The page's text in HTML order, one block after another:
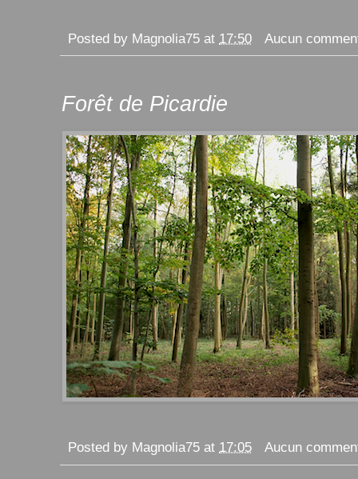
Posted by Magnolia75 at 17:50 Aucun
Forêt de Picardie
Posted by Magnolia75 at 17:05 Aucun